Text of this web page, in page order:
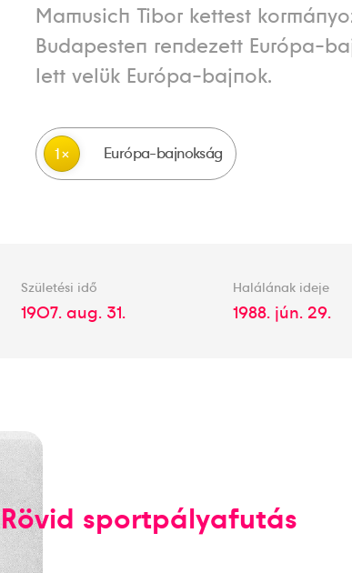
Mamusich Tibor kettest
Budapesten rendezett Európa-
lett velük Európa-bajnok.
1 Európa-bajnokság
Születési idő
1907. aug. 31.
Halálának ideje
1988. jún. 29.
Rövid sportpályafutás